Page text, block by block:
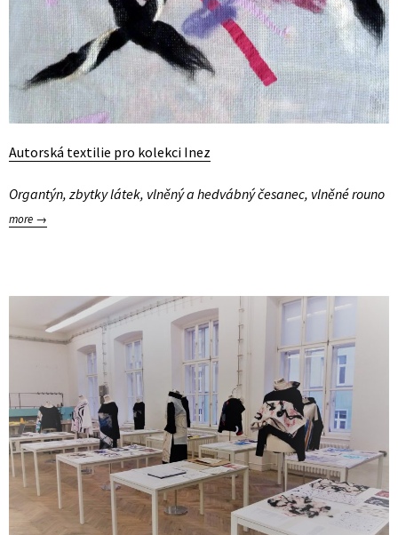
Autorská textilie pro kolekci Inez
Organtýn, zbytky látek, vlněný a hedvábný česanec, vlněné rouno
more →